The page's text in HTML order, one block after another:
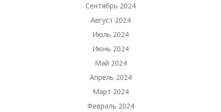
Сентябрь 2024
Август 2024
Июль 2024
Июнь 2024
Май 2024
Апрель 2024
Март 2024
Февраль 2024